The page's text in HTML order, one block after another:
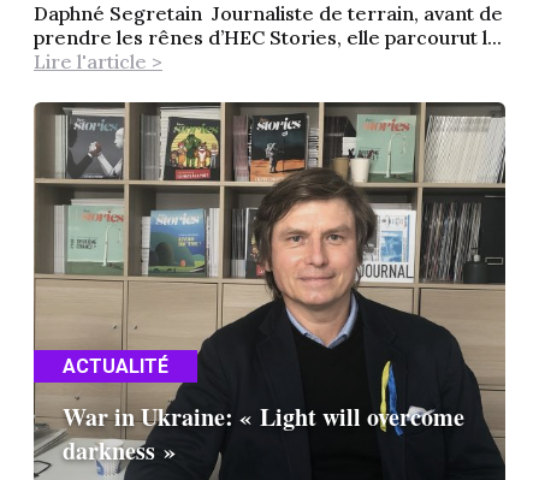
Daphné Segretain Journaliste de terrain, avant de
prendre les rênes d’HEC Stories, elle parcourut l...
Lire l'article >
ACTUALITÉ
War in Ukraine: « Light will overcome
darkness »